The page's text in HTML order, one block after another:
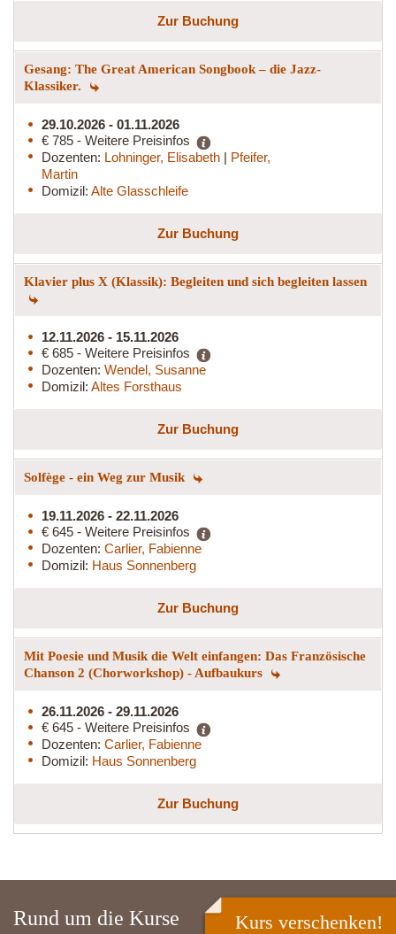
Zur Buchung
Gesang: The Great American Songbook – die Jazz-
Klassiker.
29.10.2026 - 01.11.2026
€ 785 - Weitere Preisinfos
Dozenten: Lohninger, Elisabeth | Pfeifer,
Martin
Domizil: Alte Glasschleife
Zur Buchung
Klavier plus X (Klassik): Begleiten und sich begleiten lassen
12.11.2026 - 15.11.2026
€ 685 - Weitere Preisinfos
Dozenten: Wendel, Susanne
Domizil: Altes Forsthaus
Zur Buchung
Solfège - ein Weg zur Musik
19.11.2026 - 22.11.2026
€ 645 - Weitere Preisinfos
Dozenten: Carlier, Fabienne
Domizil: Haus Sonnenberg
Zur Buchung
Mit Poesie und Musik die Welt einfangen: Das Französische
Chanson 2 (Chorworkshop) - Aufbaukurs
26.11.2026 - 29.11.2026
€ 645 - Weitere Preisinfos
Dozenten: Carlier, Fabienne
Domizil: Haus Sonnenberg
Zur Buchung
Rund um die Kurse Kurs verschenken!